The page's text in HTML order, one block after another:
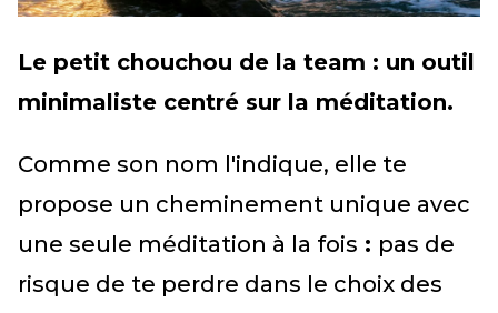
Le petit chouchou de la team : un outil
minimaliste centré sur la méditation.
Comme son nom l'indique, elle te
propose un cheminement unique avec
une seule méditation à la fois : pas de
risque de te perdre dans le choix des